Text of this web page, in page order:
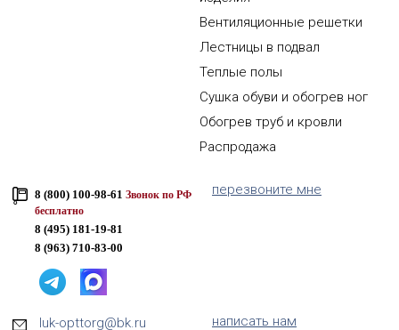
Вентиляционные решетки
Лестницы в подвал
Теплые полы
Сушка обуви и обогрев ног
Обогрев труб и кровли
Распродажа
8 (800) 100-98-61 Звонок по РФ
бесплатно
8 (495) 181-19-81
8 (963) 710-83-00
перезвоните мне
luk-opttorg@bk.ru написать нам